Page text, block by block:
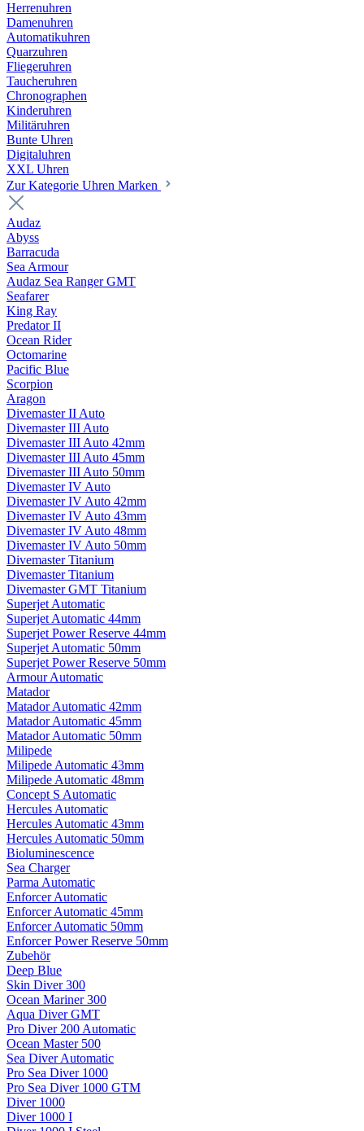
Herrenuhren
Damenuhren
Automatikuhren
Quarzuhren
Fliegeruhren
Taucheruhren
Chronographen
Kinderuhren
Militäruhren
Bunte Uhren
Digitaluhren
XXL Uhren
Zur Kategorie Uhren Marken
Audaz
Abyss
Barracuda
Sea Armour
Audaz Sea Ranger GMT
Seafarer
King Ray
Predator II
Ocean Rider
Octomarine
Pacific Blue
Scorpion
Aragon
Divemaster II Auto
Divemaster III Auto
Divemaster III Auto 42mm
Divemaster III Auto 45mm
Divemaster III Auto 50mm
Divemaster IV Auto
Divemaster IV Auto 42mm
Divemaster IV Auto 43mm
Divemaster IV Auto 48mm
Divemaster IV Auto 50mm
Divemaster Titanium
Divemaster Titanium
Divemaster GMT Titanium
Superjet Automatic
Superjet Automatic 44mm
Superjet Power Reserve 44mm
Superjet Automatic 50mm
Superjet Power Reserve 50mm
Armour Automatic
Matador
Matador Automatic 42mm
Matador Automatic 45mm
Matador Automatic 50mm
Milipede
Milipede Automatic 43mm
Milipede Automatic 48mm
Concept S Automatic
Hercules Automatic
Hercules Automatic 43mm
Hercules Automatic 50mm
Bioluminescence
Sea Charger
Parma Automatic
Enforcer Automatic
Enforcer Automatic 45mm
Enforcer Automatic 50mm
Enforcer Power Reserve 50mm
Zubehör
Deep Blue
Skin Diver 300
Ocean Mariner 300
Aqua Diver GMT
Pro Diver 200 Automatic
Ocean Master 500
Sea Diver Automatic
Pro Sea Diver 1000
Pro Sea Diver 1000 GTM
Diver 1000
Diver 1000 I